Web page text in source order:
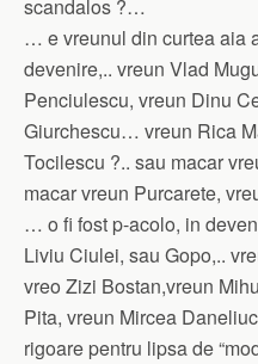
scandalos ?…
… e vreunul din curtea aia
devenire,.. vreun Vlad
Penciulescu, vreun Dinu
Giurchescu… vreun Rica
Tocilescu ?.. sau macar
macar vreun Purcarete,
… o fi fost p-acolo, in
Liviu Ciulei, sau Gopo,..
vreo Zizi Bostan,vreun
Pita, vreun Mircea
rigoare pentru lipsa de